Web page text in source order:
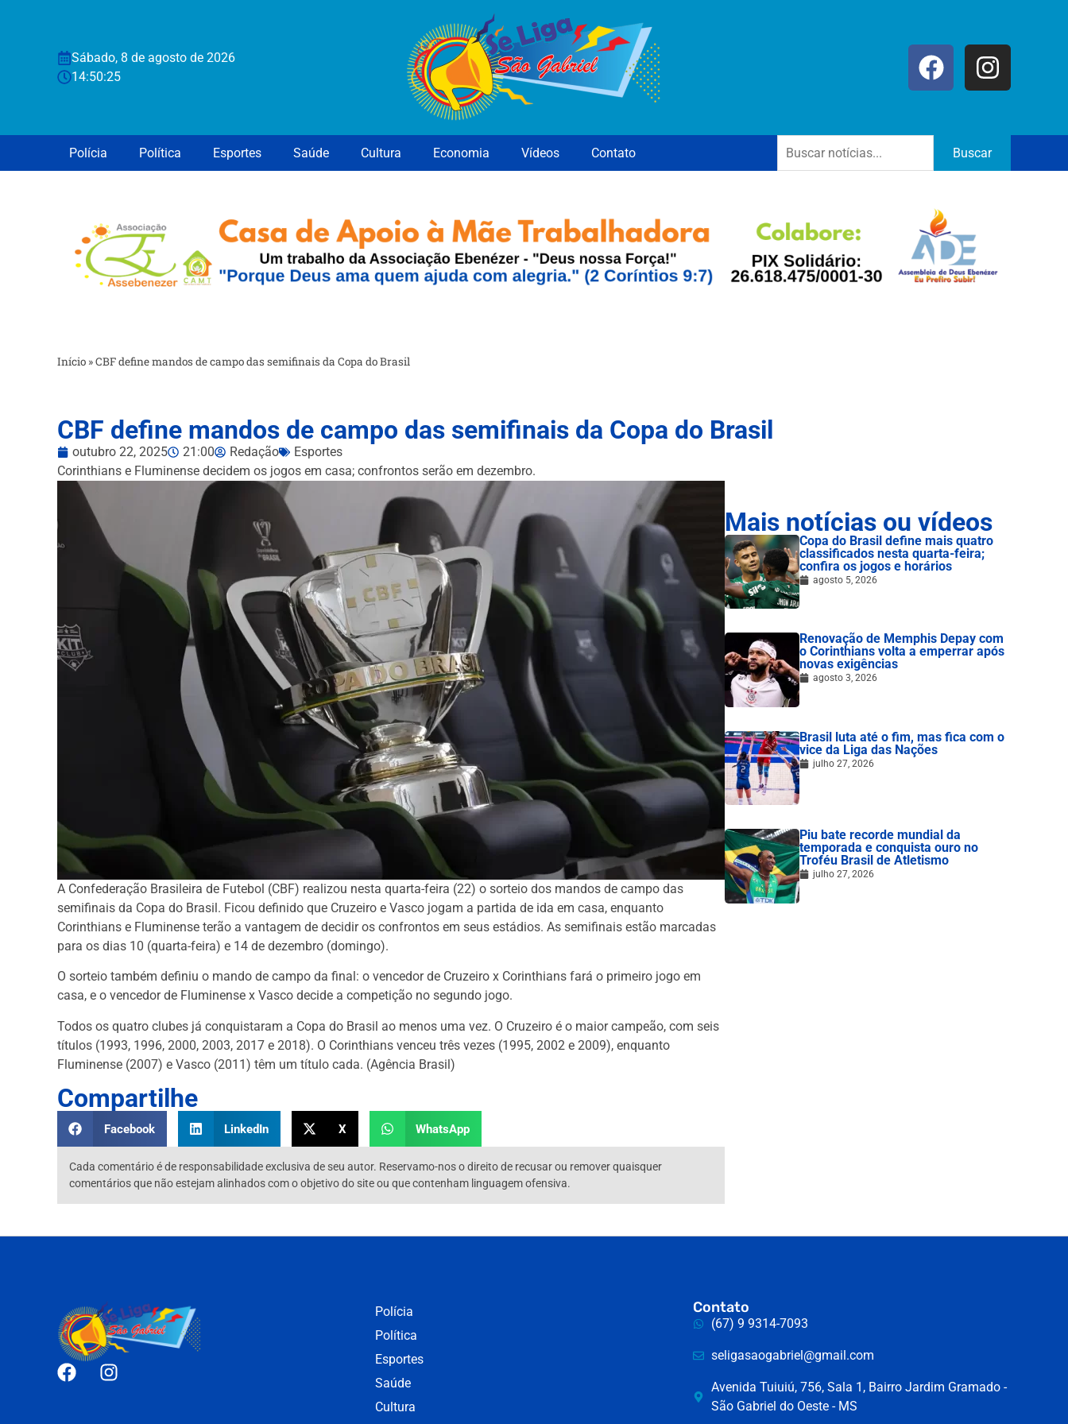
Sábado, 8 de agosto de 2026
14:50:25
Polícia Política Esportes Saúde Cultura Economia Vídeos Contato Buscar
Início »CBF define mandos de campo das semifinais da Copa do Brasil
CBF define mandos de campo das semifinais da Copa do Brasil
outubro 22, 2025 21:00 Redação
Esportes
Corinthians e Fluminense decidem os jogos em casa; confrontos serão em dezembro.
A Confederação Brasileira de Futebol (CBF) realizou nesta quarta-feira (22) o sorteio dos mandos de campo das
semifinais da Copa do Brasil. Ficou definido que Cruzeiro e Vasco jogam a partida de ida em casa, enquanto
Corinthians e Fluminense terão a vantagem de decidir os confrontos em seus estádios. As semifinais estão marcadas
para os dias 10 (quarta-feira) e 14 de dezembro (domingo).
O sorteio também definiu o mando de campo da final: o vencedor de Cruzeiro x Corinthians fará o primeiro jogo em
casa, e o vencedor de Fluminense x Vasco decide a competição no segundo jogo.
Todos os quatro clubes já conquistaram a Copa do Brasil ao menos uma vez. O Cruzeiro é o maior campeão, com seis
títulos (1993, 1996, 2000, 2003, 2017 e 2018). O Corinthians venceu três vezes (1995, 2002 e 2009), enquanto
Fluminense (2007) e Vasco (2011) têm um título cada. (Agência Brasil)
Compartilhe
Facebook LinkedIn X WhatsApp
Cada comentário é de responsabilidade exclusiva de seu autor. Reservamo-nos o direito de recusar ou remover quaisquer
comentários que não estejam alinhados com o objetivo do site ou que contenham linguagem ofensiva.
Mais notícias ou vídeos
Copa do Brasil define mais quatro
classificados nesta quarta-feira;
confira os jogos e horários
agosto 5, 2026
Renovação de Memphis Depay com
o Corinthians volta a emperrar após
novas exigências
agosto 3, 2026
Brasil luta até o fim, mas fica com o
vice da Liga das Nações
julho 27, 2026
Piu bate recorde mundial da
temporada e conquista ouro no
Troféu Brasil de Atletismo
julho 27, 2026
Polícia
Política
Esportes
Saúde
Cultura
Contato
(67) 9 9314-7093
seligasaogabriel@gmail.com
Avenida Tuiuiú, 756, Sala 1, Bairro Jardim Gramado -
São Gabriel do Oeste - MS